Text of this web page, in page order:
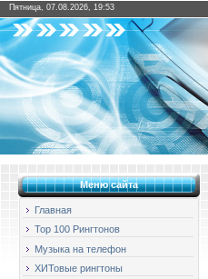
Пятница, 07.08.2026, 19:53
Меню сайта
Главная
Top 100 Рингтонов
Музыка на телефон
ХИТовые рингтоны